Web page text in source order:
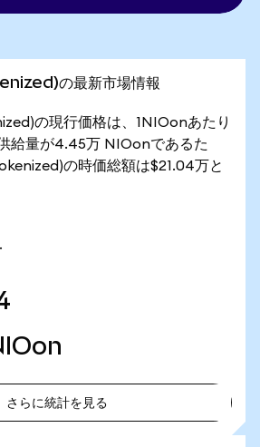
の最新市場情報
の現行価格は、1NIOonあたり
給量が4.45万 NIOonであるた
の時価総額は$21.04万と
さらに統計を見る